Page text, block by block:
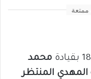
ممتعة
محمد
المهدي المنتظر